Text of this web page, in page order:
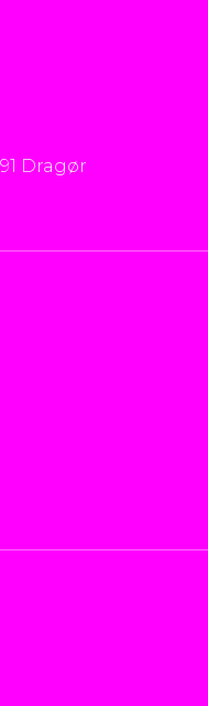
Dragør